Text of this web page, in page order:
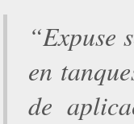
“Expuse
en
de